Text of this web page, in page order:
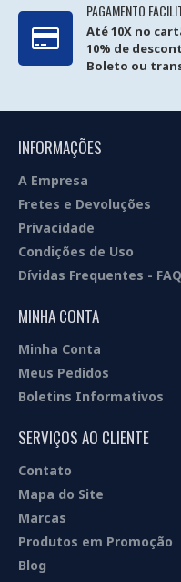
PAGAMENTO
Até 10X no
10% de
Boleto ou
INFORMAÇÕES
A Empresa
Fretes e Devoluções
Privacidade
Condições de Uso
Dívidas Frequentes - FAQ
MINHA CONTA
Minha Conta
Meus Pedidos
Boletins Informativos
SERVIÇOS AO CLIENTE
Contato
Mapa do Site
Marcas
Produtos em Promoção
Blog